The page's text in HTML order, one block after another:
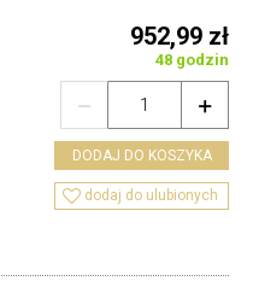
952,99 zł
48 godzin


DODAJ DO KOSZYKA
 dodaj do ulubionych